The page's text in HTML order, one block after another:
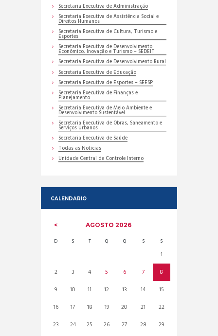
Secretaria Executiva de Administração
Secretaria Executiva de Assistência Social e
Direitos Humanos
Secretaria Executiva de Cultura, Turismo e
Esportes
Secretaria Executiva de Desenvolvimento
Econômico, Inovação e Turismo – SEDEIT
Secretaria Executiva de Desenvolvimento Rural
Secretaria Executiva de Educação
Secretaria Executiva de Esportes – SEESP
Secretaria Executiva de Finanças e
Planejamento
Secretaria Executiva de Meio Ambiente e
Desenvolvimento Sustentável
Secretaria Executiva de Obras, Saneamento e
Serviços Urbanos
Secretaria Executiva de Saúde
Todas as Noticias
Unidade Central de Controle Interno
CALENDARIO
AGOSTO2026
D S T Q Q S S
1
2
3 4 5 6 7
8
9
10 11 12 13 14
15
16
17 18 19 20 21
22
23
24 25 26 27 28 29